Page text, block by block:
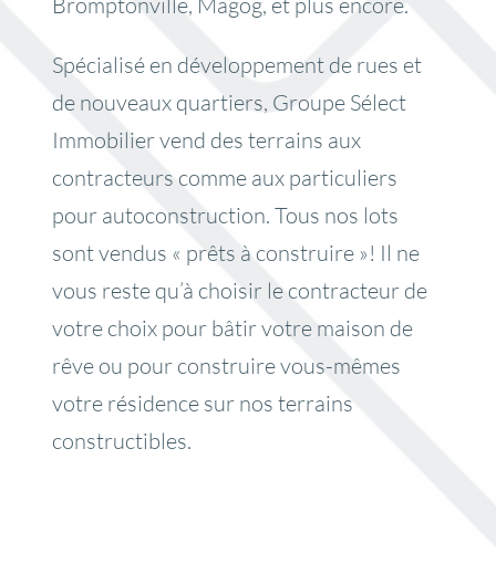
Spécialisé en développement de rues et
de nouveaux quartiers, Groupe Sélect
Immobilier vend des terrains aux
contracteurs comme aux particuliers
pour autoconstruction. Tous nos lots
sont vendus « prêts à construire »! Il ne
vous reste qu’à choisir le contracteur de
votre choix pour bâtir votre maison de
rêve ou pour construire vous-mêmes
votre résidence sur nos terrains
constructibles.